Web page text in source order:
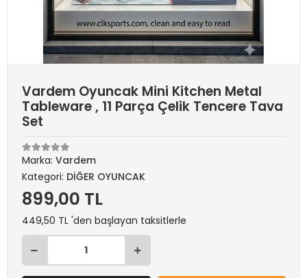
Vardem Oyuncak Mini Kitchen Metal
Tableware , 11 Parça Çelik Tencere Tava
Set
Marka: Vardem
Kategori: DİĞER OYUNCAK
899,00 TL
449,50 TL 'den başlayan taksitlerle